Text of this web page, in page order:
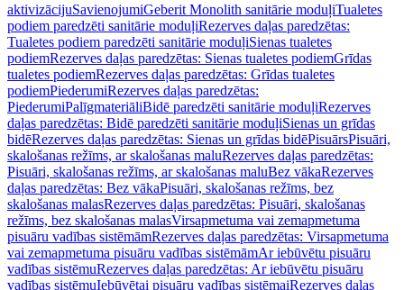
aktivizācijuSavienojumiGeberit Monolith sanitārie moduļiTualetes
podiem paredzēti sanitārie moduļiRezerves daļas paredzētas:
Tualetes podiem paredzēti sanitārie moduļiSienas tualetes
podiemRezerves daļas paredzētas: Sienas tualetes podiemGrīdas
tualetes podiemRezerves daļas paredzētas: Grīdas tualetes
podiemPiederumiRezerves daļas paredzētas:
PiederumiPalīgmateriāliBidē paredzēti sanitārie moduļiRezerves
daļas paredzētas: Bidē paredzēti sanitārie moduļiSienas un grīdas
bidēRezerves daļas paredzētas: Sienas un grīdas bidēPisuārsPisuāri,
skalošanas režīms, ar skalošanas maluRezerves daļas paredzētas:
Pisuāri, skalošanas režīms, ar skalošanas maluBez vākaRezerves
daļas paredzētas: Bez vākaPisuāri, skalošanas režīms, bez
skalošanas malasRezerves daļas paredzētas: Pisuāri, skalošanas
režīms, bez skalošanas malasVirsapmetuma vai zemapmetuma
pisuāru vadības sistēmāmRezerves daļas paredzētas: Virsapmetuma
vai zemapmetuma pisuāru vadības sistēmāmAr iebūvētu pisuāru
vadības sistēmuRezerves daļas paredzētas: Ar iebūvētu pisuāru
vadības sistēmuIebūvētai pisuāru vadības sistēmaiRezerves daļas